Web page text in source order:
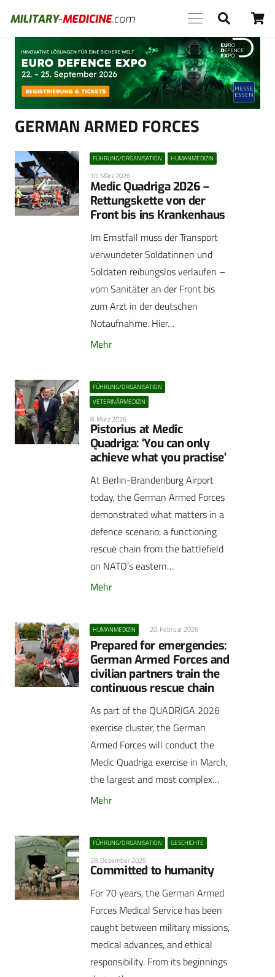
Anzeige
GERMAN ARMED FORCES
FÜHRUNG/ORGANISATION HUMANMEDIZIN
10. März 2026
Medic Quadriga 2026 –
Rettungskette von der
Front bis ins Krankenhaus
Im Ernstfall muss der Transport
verwundeter Soldatinnen und
Soldaten reibungslos verlaufen –
vom Sanitäter an der Front bis
zum Arzt in der deutschen
Notaufnahme. Hier…
Mehr
FÜHRUNG/ORGANISATION
VETERINÄRMEDIZIN
8. März 2026
Pistorius at Medic
Quadriga: ‘You can only
achieve what you practise’
At Berlin-Brandenburg Airport
today, the German Armed Forces
demonstrated what matters in a
defence scenario: a functioning
rescue chain from the battlefield
on NATO’s eastern…
Mehr
HUMANMEDIZIN 20. Februar 2026
Prepared for emergencies:
German Armed Forces and
civilian partners train the
continuous rescue chain
As part of the QUADRIGA 2026
exercise cluster, the German
Armed Forces will conduct the
Medic Quadriga exercise in March,
the largest and most complex…
Mehr
FÜHRUNG/ORGANISATION GESCHICHTE
28. Dezember 2025
Committed to humanity
For 70 years, the German Armed
Forces Medical Service has been
caught between military missions,
medical advances, and ethical
responsibility. From its beginnings